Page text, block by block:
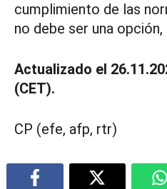
cumplimiento de las
no debe ser una
Actualizado el
(CET).
CP (efe, afp, rtr)